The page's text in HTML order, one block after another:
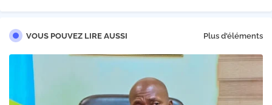
VOUS POUVEZ LIRE AUSSI Plus d'éléments